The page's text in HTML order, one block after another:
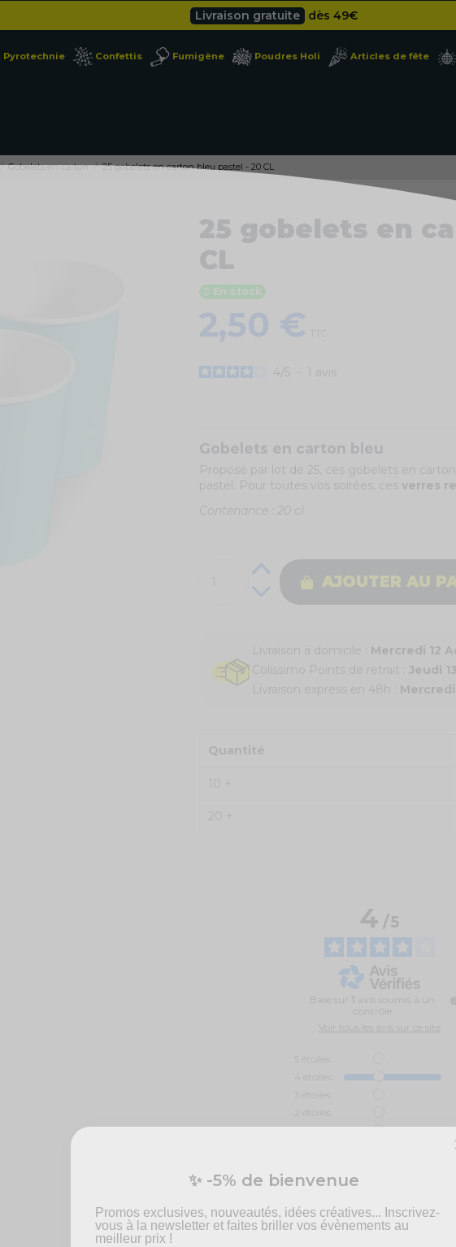
Livraison gratuite dès 49€
Cliquez ici
Pyrotechnie Confettis Fumigène Poudres Holi Articles de fête
Gobelets en carton 25 gobelets en carton bleu pastel - 20 CL
25 gobelets en
CL
En stock
2,50 €
4 5 - 1 avis
Gobelets en carton bleu
Proposé par lot de 25, ces gobelets en
pastel. Pour toutes vos soirées, ces verres
Contenance : 20 cl
AJOUTER AU
Livraison à domicile : Mercredi 12
Colissimo Points de retrait : Jeudi
Livraison express en 48h :
Quantité
10 +
20 +
4/5
Basé sur
avis soumis à un
contrôle
Voir tous les avis sur ce site
1étoile
✨ -5% de bienvenue
Promos exclusives, nouveautés, idées créatives... Inscrivez-
vous à la newsletter et faites briller vos évènements au
meilleur prix !